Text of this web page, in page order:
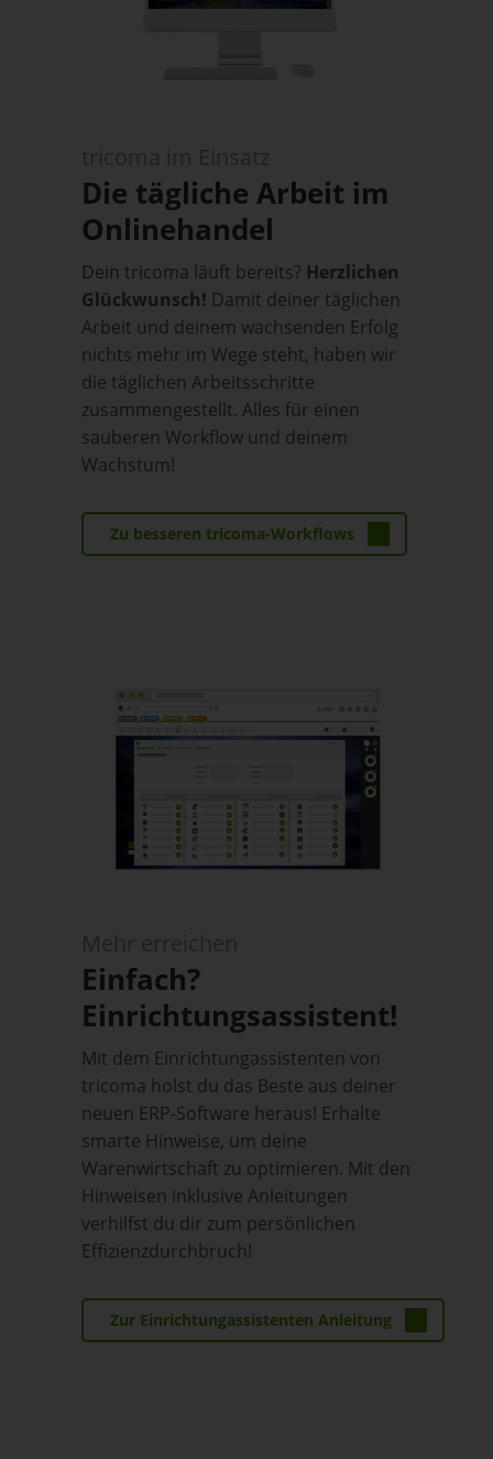
Die tägliche Arbeit im
Onlinehandel
Dein tricoma läuft bereits? Herzlichen
Glückwunsch! Damit deiner täglichen
Arbeit und deinem wachsenden Erfolg
nichts mehr im Wege steht, haben wir
die täglichen Arbeitsschritte
zusammengestellt. Alles für einen
sauberen Workflow und deinem
Wachstum!
Zu besseren tricoma-Workflows
Einfach?
Einrichtungsassistent!
Mit dem Einrichtungassistenten von
tricoma holst du das Beste aus deiner
neuen ERP-Software heraus! Erhalte
smarte Hinweise, um deine
Warenwirtschaft zu optimieren. Mit den
Hinweisen inklusive Anleitungen
verhilfst du dir zum persönlichen
Effizienzdurchbruch!
Zur Einrichtungassistenten Anleitung